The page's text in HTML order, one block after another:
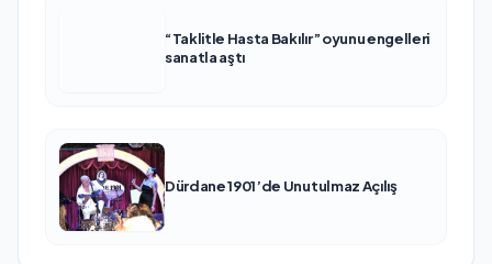
“Taklitle Hasta Bakılır” oyunu engelleri
sanatla aştı
Dürdane 1901’de Unutulmaz Açılış